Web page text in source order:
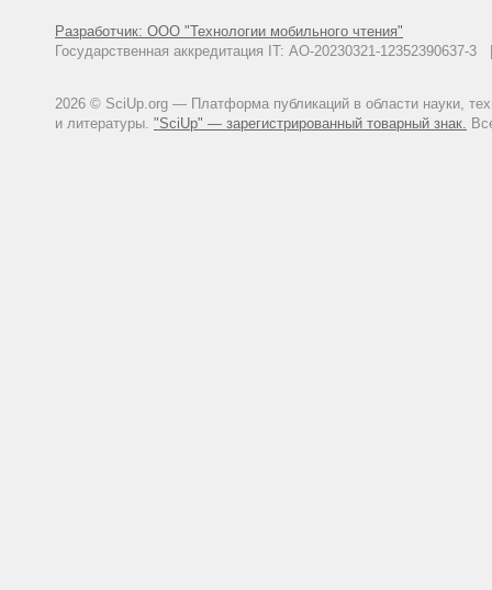
Разработчик: ООО "Технологии мобильного чтения"
Государственная аккредитация IT: АО-20230321-
2026 © SciUp.org — Платформа публикаций в области науки,
и литературы. "SciUp" — зарегистрированный товарный знак.